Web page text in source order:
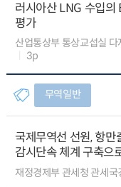
러시아산 LNG 수입의
평가
산업통상부 통상교섭실
3p
무역일반
국제무역선 선원, 항
감시단속 체계 구축으
재정경제부 관세청 관세국